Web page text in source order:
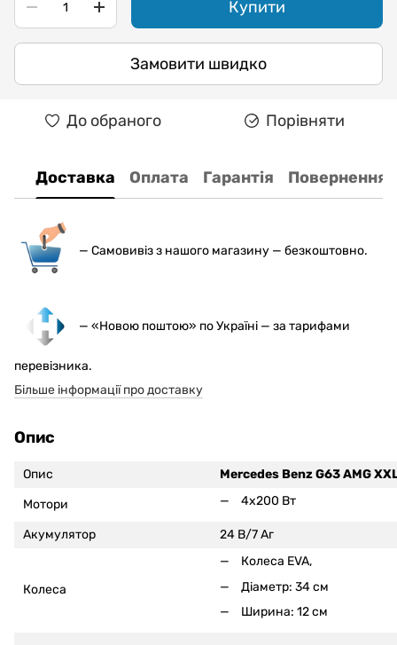
Купити
Замовити швидко
До обраного Порівняти
Доставка Оплата Гарантія Повернення
— Самовивіз з нашого магазину — безкоштовно.
— «Новою поштою» по Україні — за тарифами
перевізника.
Більше інформації про доставку
Опис
Опис
Mercedes Benz G63 AMG
Мотори
4x200 Вт
Акумулятор 24 В/7 Аг
Колеса
Колеса EVA,
Діаметр: 34 см
Ширина: 12 см